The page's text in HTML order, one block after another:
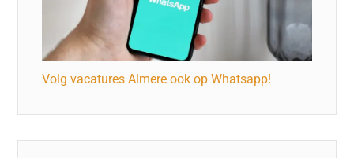
Volg vacatures Almere ook op Whatsapp!